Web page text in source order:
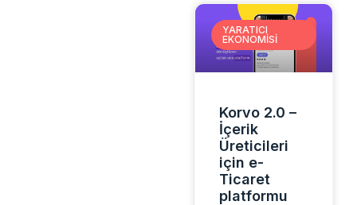
YARATICI
EKONOMISI
Korvo 2.0 –
İçerik
Üreticileri
için e-
Ticaret
platformu